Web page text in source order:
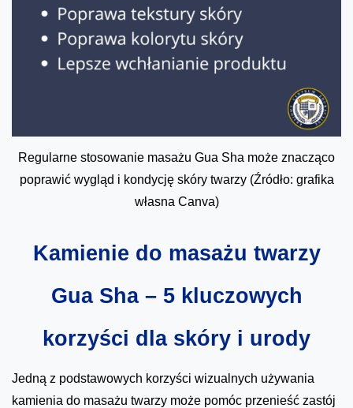
Regularne stosowanie masażu Gua Sha może znacząco
poprawić wygląd i kondycję skóry twarzy (Źródło: grafika
własna Canva)
Kamienie do masażu twarzy
Gua Sha – 5 kluczowych
korzyści dla skóry i urody
Jedną z podstawowych korzyści wizualnych używania
kamienia do masażu twarzy może pomóc przenieść zastój